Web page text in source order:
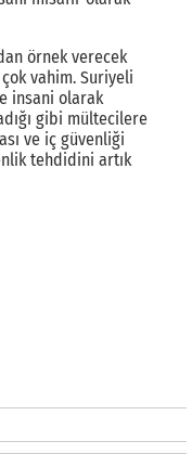
örnek verecek
vahim. Suriyeli
insani olarak
gibi mültecilere
ve iç güvenliği
tehdidini artık